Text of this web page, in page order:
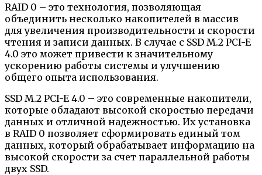
RAID 0 – это технология, позволяющая
объединить несколько накопителей в массив
для увеличения производительности и скорости
чтения и записи данных. В случае с SSD M.2 PCI-E
4.0 это может привести к значительному
ускорению работы системы и улучшению
общего опыта использования.
SSD M.2 PCI-E 4.0 – это современные накопители,
которые обладают высокой скоростью передачи
данных и отличной надежностью. Их установка
в RAID 0 позволяет сформировать единый том
данных, который обрабатывает информацию на
высокой скорости за счет параллельной работы
двух SSD.